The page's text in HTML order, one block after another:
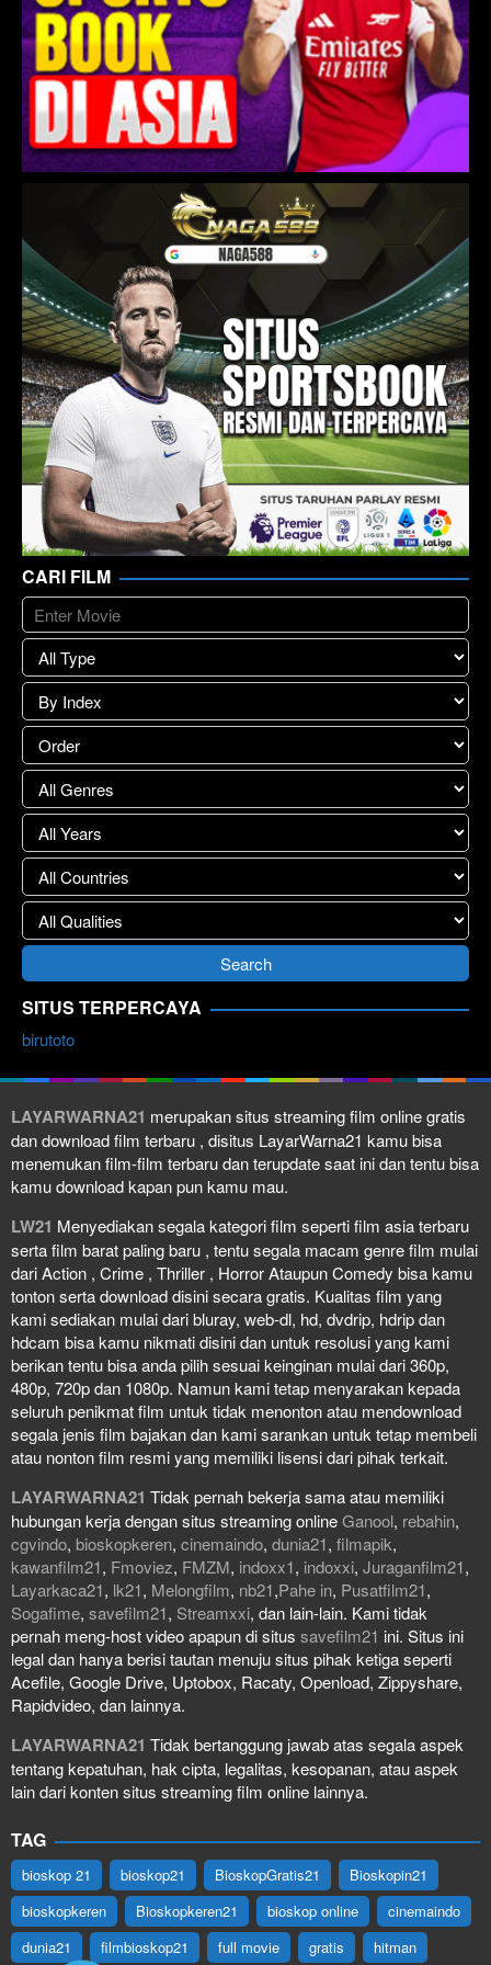
CARI FILM
SITUS TERPERCAYA
birutoto
LAYARWARNA21 merupakan situs streaming film online gratis
dan download film terbaru , disitus LayarWarna21 kamu bisa
menemukan film-film terbaru dan terupdate saat ini dan tentu bisa
kamu download kapan pun kamu mau.
LW21 Menyediakan segala kategori film seperti film asia terbaru
serta film barat paling baru , tentu segala macam genre film mulai
dari Action , Crime , Thriller , Horror Ataupun Comedy bisa kamu
tonton serta download disini secara gratis. Kualitas film yang
kami sediakan mulai dari bluray, web-dl, hd, dvdrip, hdrip dan
hdcam bisa kamu nikmati disini dan untuk resolusi yang kami
berikan tentu bisa anda pilih sesuai keinginan mulai dari 360p,
480p, 720p dan 1080p. Namun kami tetap menyarakan kepada
seluruh penikmat film untuk tidak menonton atau mendownload
segala jenis film bajakan dan kami sarankan untuk tetap membeli
atau nonton film resmi yang memiliki lisensi dari pihak terkait.
LAYARWARNA21 Tidak pernah bekerja sama atau memiliki
hubungan kerja dengan situs streaming onlineGanool, rebahin,
cgvindo, bioskopkeren, cinemaindo, dunia21, filmapik,
kawanfilm21, Fmoviez, FMZM, indoxx1, indoxxi, Juraganfilm21,
Layarkaca21, lk21, Melongfilm, nb21,Pahe in, Pusatfilm21,
Sogafime, savefilm21, Streamxxi, dan lain-lain. Kami tidak
pernah meng-host video apapun di situs savefilm21 ini. Situs ini
legal dan hanya berisi tautan menuju situs pihak ketiga seperti
Acefile, Google Drive, Uptobox, Racaty, Openload, Zippyshare,
Rapidvideo, dan lainnya.
LAYARWARNA21 Tidak bertanggung jawab atas segala aspek
tentang kepatuhan, hak cipta, legalitas, kesopanan, atau aspek
lain dari konten situs streaming film online lainnya.
TAG
bioskop 21 bioskop21 BioskopGratis21
Bioskopin21
bioskopkeren
Bioskopkeren21 bioskop online
cinemaindo
dunia21
filmbioskop21 full movie gratis hitman